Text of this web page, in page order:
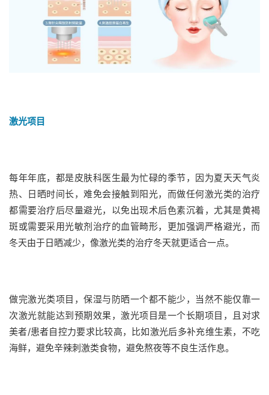
激光项目
每年年底，都是皮肤科医生最为忙碌的季节，因为夏天天气炎
热、日晒时间长，难免会接触到阳光，而做任何激光类的治疗
都需要治疗后尽量避光，以免出现术后色素沉着，尤其是黄褐
斑或需要采用光敏剂治疗的血管畸形，更加强调严格避光，而
冬天由于日晒减少，像激光类的治疗冬天就更适合一点。
做完激光类项目，保湿与防晒一个都不能少，当然不能仅靠一
次激光就能达到预期效果，激光项目是一个长期项目，且对求
美者/患者自控力要求比较高，比如激光后多补充维生素，不吃
海鲜，避免辛辣刺激类食物，避免熬夜等不良生活作息。